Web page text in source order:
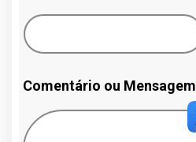
Comentário ou Mensagem